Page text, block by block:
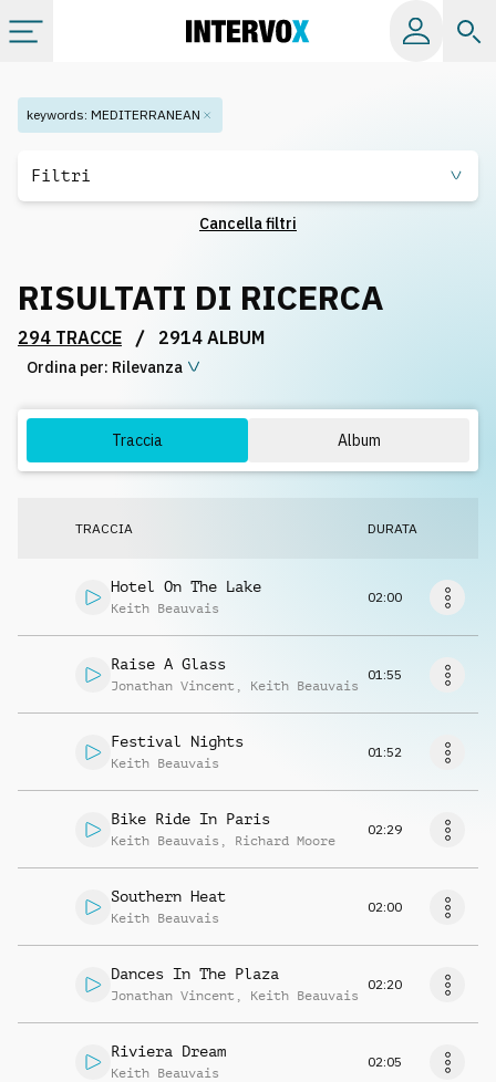
Categorie
Playlist
Licenze
keywords: MEDITERRANEAN
Filtri
Cancella filtri
RISULTATI DI RICERCA
294 TRACCE / 2914 ALBUM
Ordina per: Rilevanza
Traccia Album
TRACCIA DURATA
Hotel On The Lake
Keith Beauvais
02:00
Raise A Glass
Jonathan Vincent , Keith Beauvais
01:55
Festival Nights
Keith Beauvais
01:52
Bike Ride In Paris
Keith Beauvais , Richard Moore
02:29
Southern Heat
Keith Beauvais
02:00
Dances In The Plaza
Jonathan Vincent , Keith Beauvais
02:20
Riviera Dream
Keith Beauvais
02:05